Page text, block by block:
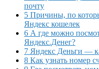
почту
5 Причины, по
Яндекс кошелек
6 А где можно
Яндекс.Денег?
7 Яндекс Деньги —
8 Как узнать номер